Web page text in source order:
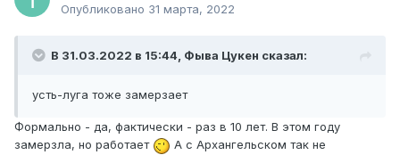
Опубликовано 31 марта, 2022
В 31.03.2022 в 15:44, Фыва Цукен сказал:
усть-луга тоже замерзает
Формально - да, фактически - раз в 10 лет. В этом году
замерзла, но работает
А с Архангельском так не